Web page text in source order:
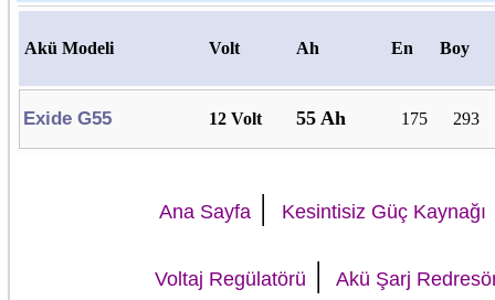
Akü Modeli Volt Ah En Boy
Exide G55 12 Volt 55 Ah 175 293
Ana Sayfa| Kesintisiz Güç Kaynağı
Voltaj Regülatörü | Akü Şarj